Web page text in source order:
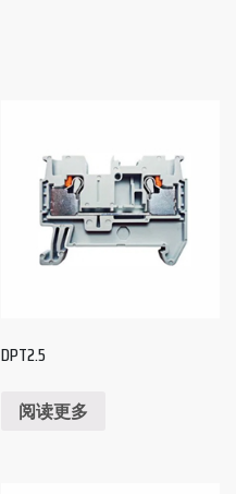
DPT2.5
阅读更多